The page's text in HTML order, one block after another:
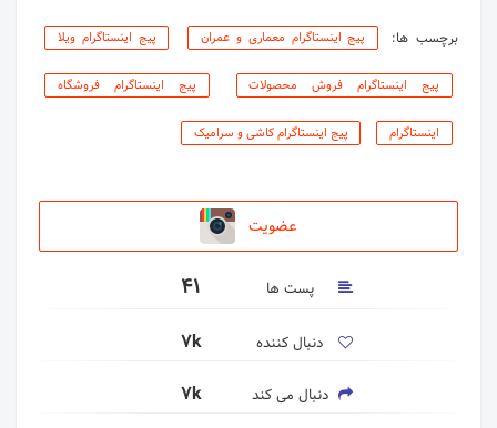
برچسب ها: پیج اینستاگرام معماری و عمران پیج اینستاگرام ویلا
پیج اینستاگرام فروش محصولات پیج اینستاگرام فروشگاه
اینستاگرام پیج اینستاگرام کاشی و سرامیک
عضویت
پست ها 41
دنبال کننده 7k
دنبال می کند 7k